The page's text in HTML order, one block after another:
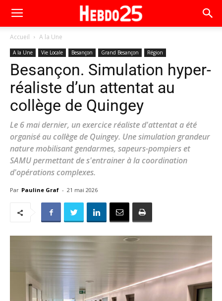
Accueil A la Une
A la Une Vie Locale Besançon Grand Besançon Région
Besançon. Simulation hyper-
réaliste d’un attentat au
collège de Quingey
Le 6 mai dernier, un exercice réaliste d'attentat a été
organisé au collège de Quingey. Une simulation grandeur
nature mobilisant gendarmes, sapeurs-pompiers et
SAMU permettant de s'entrainer à la coordination
d'opérations complexes.
Par Pauline Graf - 21 mai 2026